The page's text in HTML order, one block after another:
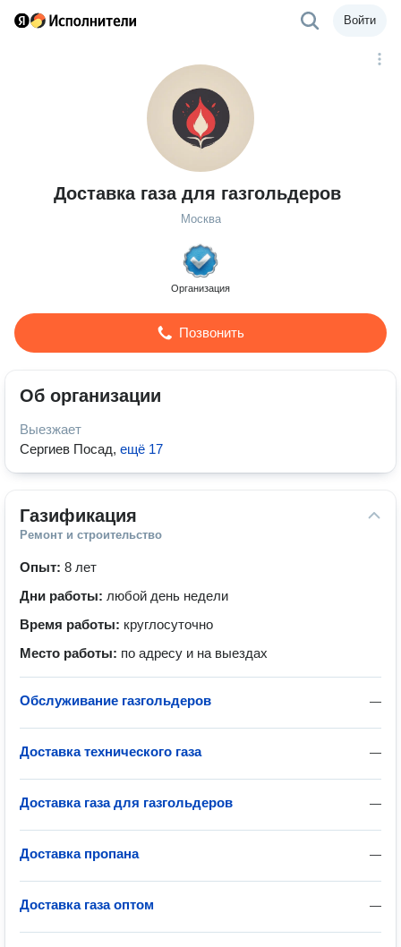
Войти
Доставка газа для газгольдеров
Москва
Организация
Позвонить
Об организации
Выезжает
Сергиев Посад, ещё 17
Газификация
Ремонт и строительство
Опыт: 8 лет
Дни работы: любой день недели
Время работы: круглосуточно
Место работы: по адресу и на выездах
—
Обслуживание газгольдеров
—
Доставка технического газа
—
Доставка газа для газгольдеров
—
Доставка пропана
—
Доставка газа оптом